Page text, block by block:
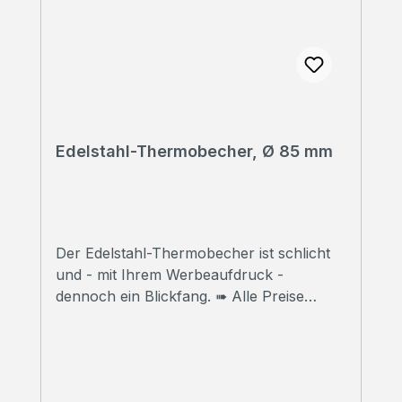
Edelstahl-Thermobecher, Ø 85 mm
Der Edelstahl-Thermobecher ist schlicht
und - mit Ihrem Werbeaufdruck -
dennoch ein Blickfang. ➠ Alle Preise